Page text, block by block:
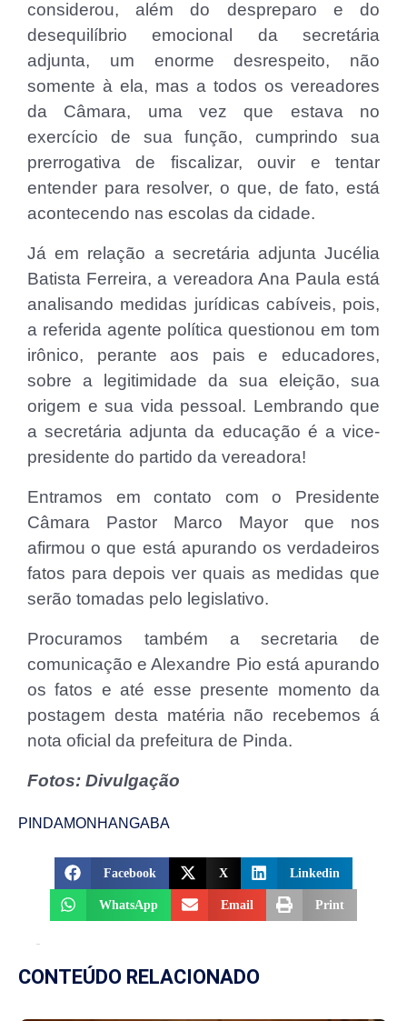
considerou, além do despreparo e do
desequilíbrio emocional da secretária
adjunta, um enorme desrespeito, não
somente à ela, mas a todos os vereadores
da Câmara, uma vez que estava no
exercício de sua função, cumprindo sua
prerrogativa de fiscalizar, ouvir e tentar
entender para resolver, o que, de fato, está
acontecendo nas escolas da cidade.
Já em relação a secretária adjunta Jucélia
Batista Ferreira, a vereadora Ana Paula está
analisando medidas jurídicas cabíveis, pois,
a referida agente política questionou em tom
irônico, perante aos pais e educadores,
sobre a legitimidade da sua eleição, sua
origem e sua vida pessoal. Lembrando que
a secretária adjunta da educação é a vice-
presidente do partido da vereadora!
Entramos em contato com o Presidente
Câmara Pastor Marco Mayor que nos
afirmou o que está apurando os verdadeiros
fatos para depois ver quais as medidas que
serão tomadas pelo legislativo.
Procuramos também a secretaria de
comunicação e Alexandre Pio está apurando
os fatos e até esse presente momento da
postagem desta matéria não recebemos á
nota oficial da prefeitura de Pinda.
Fotos: Divulgação
PINDAMONHANGABA
Facebook X Linkedin
WhatsApp Email Print
CONTEÚDO RELACIONADO